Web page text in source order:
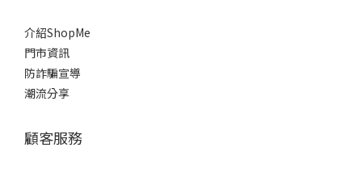
介紹ShopMe
門市資訊
防詐騙宣導
潮流分享
顧客服務